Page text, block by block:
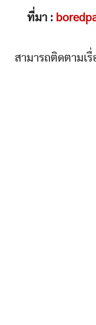
ที่มา :
สามารถติดตามเ